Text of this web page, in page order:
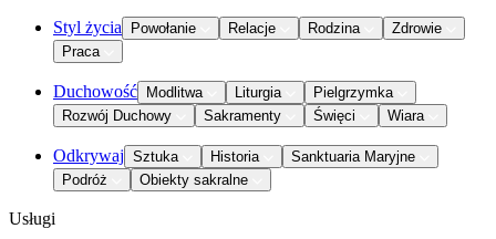
Styl życia Powołanie Relacje Rodzina
Zdrowie
Praca
Duchowość Modlitwa Liturgia
Pielgrzymka
Rozwój Duchowy
Sakramenty Święci Wiara
Odkrywaj Sztuka Historia
Sanktuaria Maryjne
Podróż
Obiekty sakralne
Usługi